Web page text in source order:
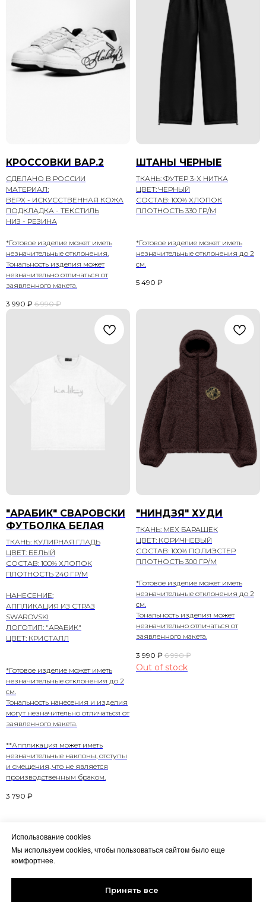
КРОССОВКИ ВАР.2
СДЕЛАНО В РОССИИ
МАТЕРИАЛ:
ВЕРХ - ИСКУССТВЕННАЯ КОЖА
ПОДКЛАДКА - ТЕКСТИЛЬ
НИЗ - РЕЗИНА
*Готовое изделие может иметь
незначительные отклонения.
Тональность изделия может
незначительно отличаться от
заявленного макета.
3 990 ₽ 6 990 ₽
ШТАНЫ ЧЕРНЫЕ
ТКАНЬ: ФУТЕР 3-Х НИТКА
ЦВЕТ: ЧЕРНЫЙ
СОСТАВ: 100% ХЛОПОК
ПЛОТНОСТЬ 330 ГР/М
*Готовое изделие может иметь
незначительные отклонения до 2
см.
5 490 ₽
"АРАБИК" СВАРОВСКИ
ФУТБОЛКА БЕЛАЯ
ТКАНЬ: КУЛИРНАЯ ГЛАДЬ
ЦВЕТ: БЕЛЫЙ
СОСТАВ: 100% ХЛОПОК
ПЛОТНОСТЬ 240 ГР/М
НАНЕСЕНИЕ:
АППЛИКАЦИЯ ИЗ СТРАЗ
SWAROVSKI
ЛОГОТИП: "АРАБИК"
ЦВЕТ: КРИСТАЛЛ
*Готовое изделие может иметь
незначительные отклонения до 2
см.
Тональность нанесения и изделия
могут незначительно отличаться от
заявленного макета.
**Аппликация может иметь
незначительные наклоны, отступы
и смещения, что не является
производственным браком.
3 790 ₽
"НИНДЗЯ" ХУДИ
ТКАНЬ: МЕХ БАРАШЕК
ЦВЕТ: КОРИЧНЕВЫЙ
СОСТАВ: 100% ПОЛИЭСТЕР
ПЛОТНОСТЬ 300 ГР/М
*Готовое изделие может иметь
незначительные отклонения до 2
см.
Тональность изделия может
незначительно отличаться от
заявленного макета.
3 990 ₽ 6 990 ₽
Out of stock
HALIKY
Контакты
Политика конфиденциальности
Использование cookies
Мы используем cookies, чтобы пользоваться сайтом было еще
комфортнее.
Принять все